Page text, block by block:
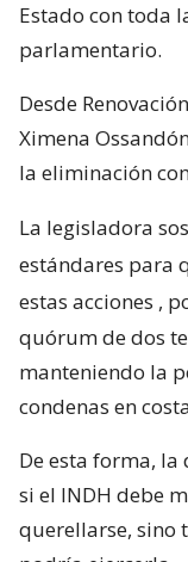
Estado con toda
parlamentario.
Desde
Ximena
la eliminación
La legisladora
estándares para
estas acciones ,
quórum de dos
manteniendo la
condenas en
De esta forma, la
si el INDH debe
querellarse, sino